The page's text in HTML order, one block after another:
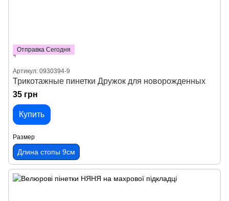
Отправка Сегодня
Артикул: 0930394-9
Трикотажные пинетки Дружок для новорожденных
35 грн
Купить
Размер
Длина стопы 9см